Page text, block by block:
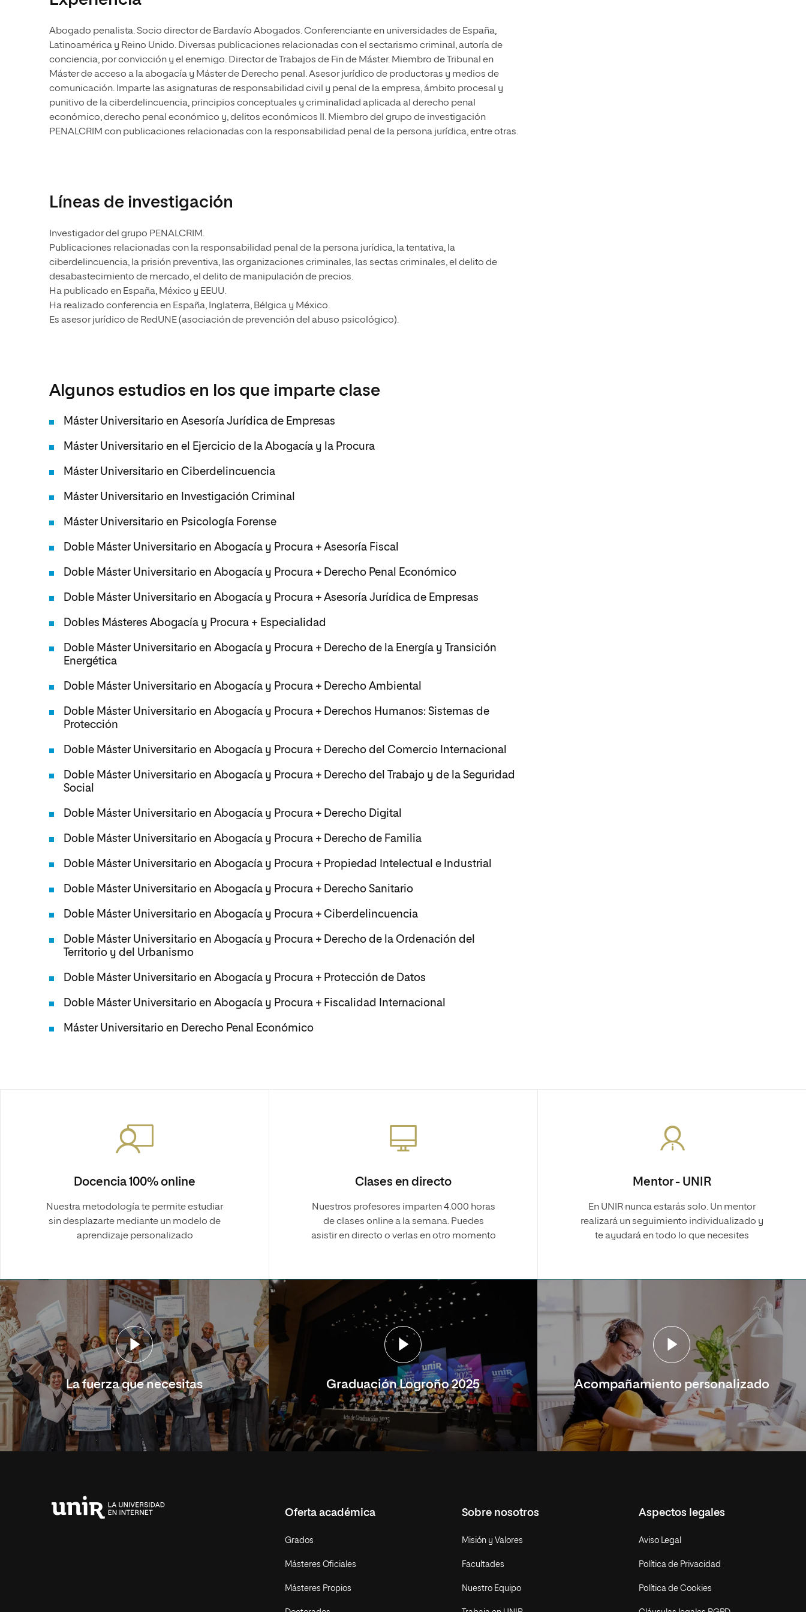
Abogado penalista. Socio director de Bardavío Abogados. Conferenciante en universidades de España,
Latinoamérica y Reino Unido. Diversas publicaciones relacionadas con el sectarismo criminal, autoría de
conciencia, por convicción y el enemigo. Director de Trabajos de Fin de Máster. Miembro de Tribunal en
Máster de acceso a la abogacía y Máster de Derecho penal. Asesor jurídico de productoras y medios de
comunicación. Imparte las asignaturas de responsabilidad civil y penal de la empresa, ámbito procesal y
punitivo de la ciberdelincuencia, principios conceptuales y criminalidad aplicada al derecho penal
económico, derecho penal económico y, delitos económicos II. Miembro del grupo de investigación
PENALCRIM con publicaciones relacionadas con la responsabilidad penal de la persona jurídica, entre otras.
Líneas de investigación
Investigador del grupo PENALCRIM.
Publicaciones relacionadas con la responsabilidad penal de la persona jurídica, la tentativa, la
ciberdelincuencia, la prisión preventiva, las organizaciones criminales, las sectas criminales, el delito de
desabastecimiento de mercado, el delito de manipulación de precios.
Ha publicado en España, México y EEUU.
Ha realizado conferencia en España, Inglaterra, Bélgica y México.
Es asesor jurídico de RedUNE (asociación de prevención del abuso psicológico).
Algunos estudios en los que imparte clase
Máster Universitario en Asesoría Jurídica de Empresas
Máster Universitario en el Ejercicio de la Abogacía y la Procura
Máster Universitario en Ciberdelincuencia
Máster Universitario en Investigación Criminal
Máster Universitario en Psicología Forense
Doble Máster Universitario en Abogacía y Procura + Asesoría Fiscal
Doble Máster Universitario en Abogacía y Procura + Derecho Penal Económico
Doble Máster Universitario en Abogacía y Procura + Asesoría Jurídica de Empresas
Dobles Másteres Abogacía y Procura + Especialidad
Doble Máster Universitario en Abogacía y Procura + Derecho de la Energía y Transición
Energética
Doble Máster Universitario en Abogacía y Procura + Derecho Ambiental
Doble Máster Universitario en Abogacía y Procura + Derechos Humanos: Sistemas de
Protección
Doble Máster Universitario en Abogacía y Procura + Derecho del Comercio Internacional
Doble Máster Universitario en Abogacía y Procura + Derecho del Trabajo y de la Seguridad
Social
Doble Máster Universitario en Abogacía y Procura + Derecho Digital
Doble Máster Universitario en Abogacía y Procura + Derecho de Familia
Doble Máster Universitario en Abogacía y Procura + Propiedad Intelectual e Industrial
Doble Máster Universitario en Abogacía y Procura + Derecho Sanitario
Doble Máster Universitario en Abogacía y Procura + Ciberdelincuencia
Doble Máster Universitario en Abogacía y Procura + Derecho de la Ordenación del
Territorio y del Urbanismo
Doble Máster Universitario en Abogacía y Procura + Protección de Datos
Doble Máster Universitario en Abogacía y Procura + Fiscalidad Internacional
Máster Universitario en Derecho Penal Económico
Docencia 100% online
Nuestra metodología te permite estudiar
sin desplazarte mediante un modelo de
aprendizaje personalizado
Clases en directo
Nuestros profesores imparten 4.000 horas
de clases online a la semana. Puedes
asistir en directo o verlas en otro momento
Mentor - UNIR
En UNIR nunca estarás solo. Un mentor
realizará un seguimiento individualizado y
te ayudará en todo lo que necesites
La fuerza que necesitas Graduación Logroño 2025 Acompañamiento personalizado
Oferta académica
Grados
Másteres Oficiales
Másteres Propios
Sobre nosotros
Misión y Valores
Facultades
Nuestro Equipo
Aspectos legales
Aviso Legal
Política de Privacidad
Política de Cookies